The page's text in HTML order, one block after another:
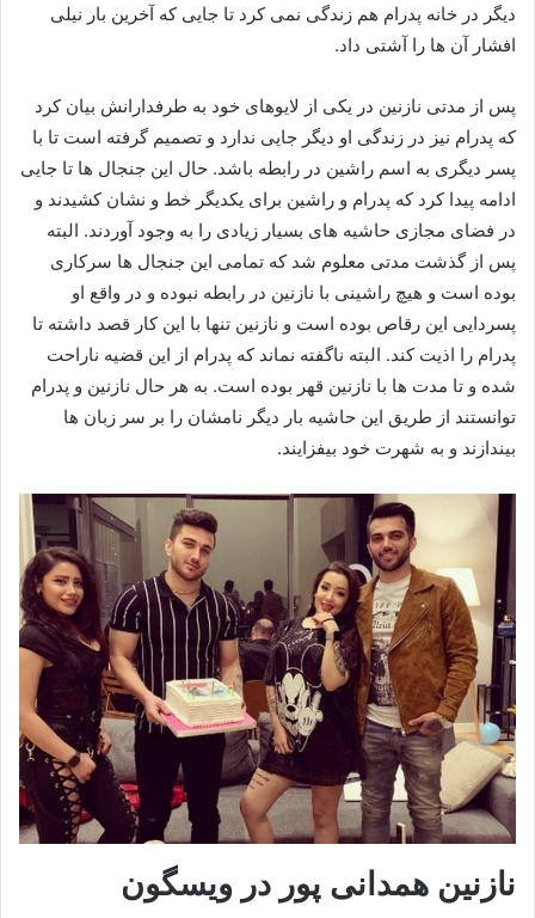
دیگر در خانه پدرام هم زندگی نمی کرد تا جایی که آخرین بار نیلی
افشار آن ها را آشتی داد.
پس از مدتی نازنین در یکی از لایوهای خود به طرفدارانش بیان کرد
که پدرام نیز در زندگی او دیگر جایی ندارد و تصمیم گرفته است تا با
پسر دیگری به اسم راشین در رابطه باشد. حال این جنجال ها تا جایی
ادامه پیدا کرد که پدرام و راشین برای یکدیگر خط و نشان کشیدند و
در فضای مجازی حاشیه‌ های بسیار زیادی را به وجود آوردند. البته
پس از گذشت مدتی معلوم شد که تمامی این جنجال‌ ها سرکاری
بوده است و هیچ راشینی با نازنین در رابطه نبوده و در واقع او
پسردایی این رقاص بوده است و نازنین تنها با این کار قصد داشته تا
پدرام را اذیت کند. البته ناگفته نماند که پدرام از این قضیه ناراحت
شده و تا مدت‌ ها با نازنین قهر بوده است. به هر حال نازنین و پدرام
توانستند از طریق این حاشیه بار دیگر نامشان را بر سر زبان‌ ها
بیندازند و به شهرت خود بیفزایند.
نازنین همدانی پور در ویسگون